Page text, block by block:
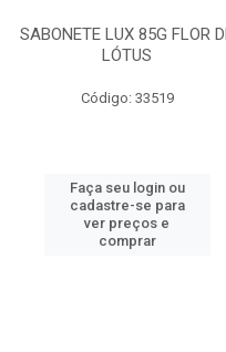
SABONETE LUX 85G FLOR
LÓTUS
Código: 33519
Faça seu login ou
cadastre-se para
ver preços e
comprar